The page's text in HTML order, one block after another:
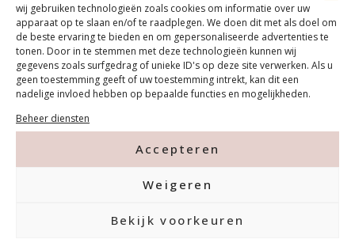
wij gebruiken technologieën zoals cookies om informatie over uw
apparaat op te slaan en/of te raadplegen. We doen dit met als doel om
de beste ervaring te bieden en om gepersonaliseerde advertenties te
tonen. Door in te stemmen met deze technologieën kunnen wij
gegevens zoals surfgedrag of unieke ID's op deze site verwerken. Als u
geen toestemming geeft of uw toestemming intrekt, kan dit een
nadelige invloed hebben op bepaalde functies en mogelijkheden.
Beheer diensten
Accepteren
Weigeren
Bekijk voorkeuren
Contact
Tanthofdreef 7 2623 EW Delft